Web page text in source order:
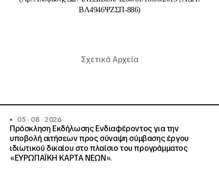
ΒΛ4946ΨΖΣΠ-886)
Σχετικά Αρχεία
05 · 08 · 2026
Πρόσκληση Εκδήλωσης Ενδιαφέροντος για την
υποβολή αιτήσεων προς σύναψη σύμβασης έργου
ιδιωτικού δικαίου στο πλαίσιο του προγράμματος
«ΕΥΡΩΠΑΪΚΗ ΚΑΡΤΑ ΝΕΩΝ».